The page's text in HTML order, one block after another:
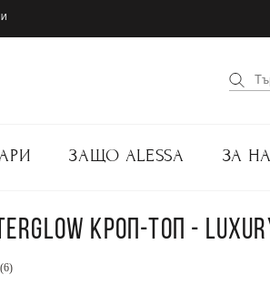
ЗАЩО ALESSA ЗА
КРОП-ТОП -
(6)